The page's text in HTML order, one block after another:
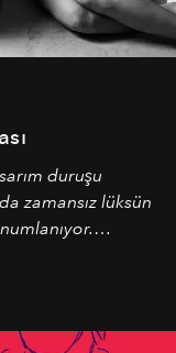
duruşu
zamansız lüksün